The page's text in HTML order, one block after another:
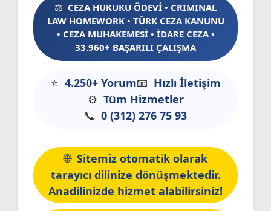
CEZA HUKUKU ÖDEVİ • CRIMINAL
LAW HOMEWORK • TÜRK CEZA KANUNU
• CEZA MUHAKEMESİ • İDARE CEZA •
33.960+ BAŞARILI ÇALIŞMA
4.250+ Yorum
Hızlı İletişim
Tüm Hizmetler
0 (312) 276 75 93
Sitemiz otomatik olarak
tarayıcı dilinize dönüşmektedir.
Anadilinizde hizmet alabilirsiniz!